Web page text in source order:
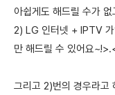
아쉽게도 해드릴 수가 없
2) LG 인터넷 + IPTV
만 해드릴 수 있어요
그리고 2)번의 경우라고